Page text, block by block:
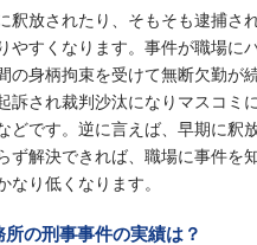
釈放されたり、そもそも逮捕さ
やすくなります。事件が職場に
の身柄拘束を受けて無断欠勤が
訴され裁判沙汰になりマスコミ
どです。逆に言えば、早期に釈
ず解決できれば、職場に事件を
なり低くなります。
の刑事事件の実績は？